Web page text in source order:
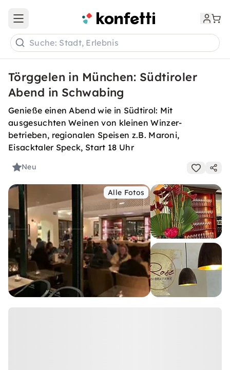
Open main menu
Suche: Stadt, Erlebnis
Törggelen in München: Südtiroler
Abend in Schwabing
Genieße einen Abend wie in Südtirol: Mit
ausgesuchten Weinen von kleinen Winzer-
betrieben, regionalen Speisen z.B. Maroni,
Eisacktaler Speck, Start 18 Uhr
Neu
Alle Fotos